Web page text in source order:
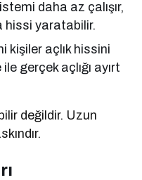
daha az çalışır,
hissi yaratabilir.
kişiler açlık hissini
gerçek açlığı ayırt
değildir. Uzun